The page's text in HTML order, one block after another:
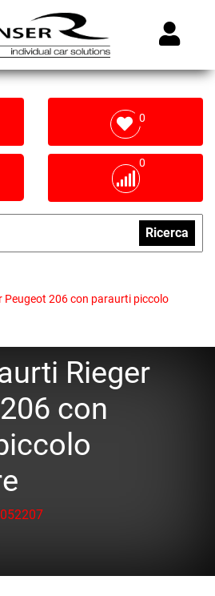
0
0
Ricerca
Peugeot 206 con paraurti piccolo
Rieger
con